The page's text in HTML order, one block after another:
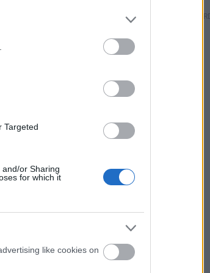
Targeted
or Sharing
for which it
like cookies on
vezetést.
a utolsó
85-83
bíztatta
és
így
látogat.